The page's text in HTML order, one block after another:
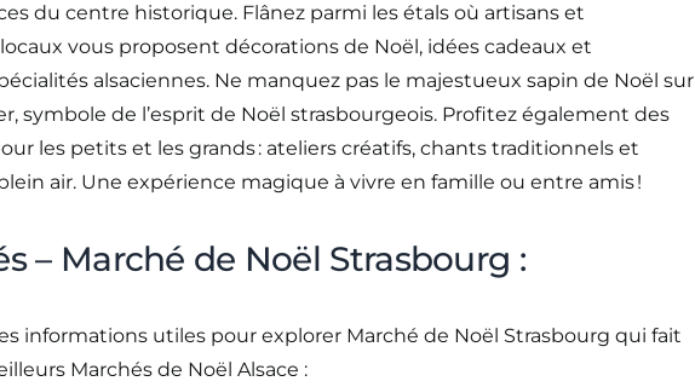
du centre historique. Flânez parmi les étals où artisans et
vous proposent décorations de Noël, idées cadeaux et
alsaciennes. Ne manquez pas le majestueux sapin de Noël sur
symbole de l’esprit de Noël strasbourgeois. Profitez également des
les petits et les grands : ateliers créatifs, chants traditionnels et
air. Une expérience magique à vivre en famille ou entre amis !
– Marché de Noël Strasbourg :
informations utiles pour explorer Marché de Noël Strasbourg qui fait
Marchés de Noël Alsace :